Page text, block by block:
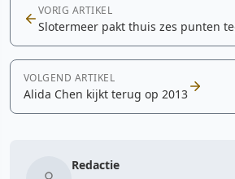
VORIG ARTIKEL
Slotermeer pakt thuis zes punten
VOLGEND ARTIKEL
Alida Chen kijkt terug op 2013
Redactie